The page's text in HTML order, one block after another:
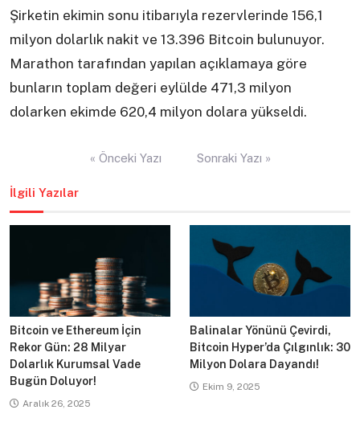
Şirketin ekimin sonu itibarıyla rezervlerinde 156,1
milyon dolarlık nakit ve 13.396 Bitcoin bulunuyor.
Marathon tarafından yapılan açıklamaya göre
bunların toplam değeri eylülde 471,3 milyon
dolarken ekimde 620,4 milyon dolara yükseldi.
« Önceki Yazı Sonraki Yazı »
İlgili Yazılar
Bitcoin ve Ethereum İçin
Rekor Gün: 28 Milyar
Dolarlık Kurumsal Vade
Bugün Doluyor!
Aralık 26, 2025
Balinalar Yönünü Çevirdi,
Bitcoin Hyper’da Çılgınlık: 30
Milyon Dolara Dayandı!
Ekim 9, 2025